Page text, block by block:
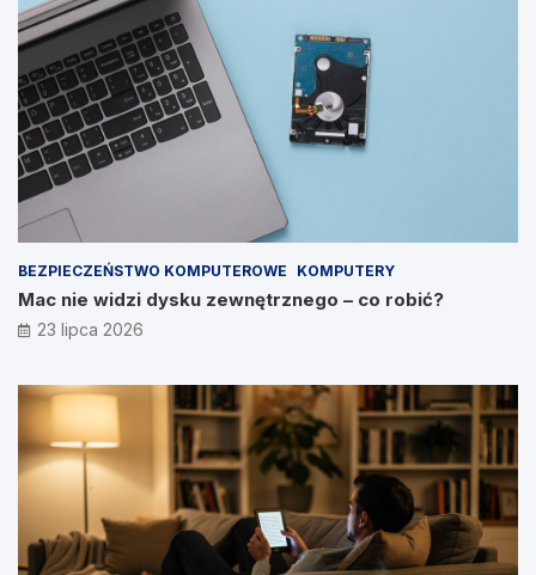
BEZPIECZEŃSTWO KOMPUTEROWE KOMPUTERY
Mac nie widzi dysku zewnętrznego – co robić?
23 lipca 2026